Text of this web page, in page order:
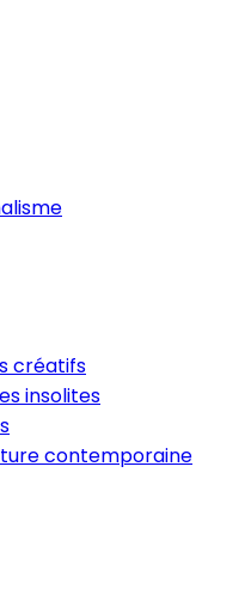
créatifs
insolites
contemporaine